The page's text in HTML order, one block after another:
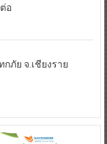
อ
ภัย จ.เชียงราย